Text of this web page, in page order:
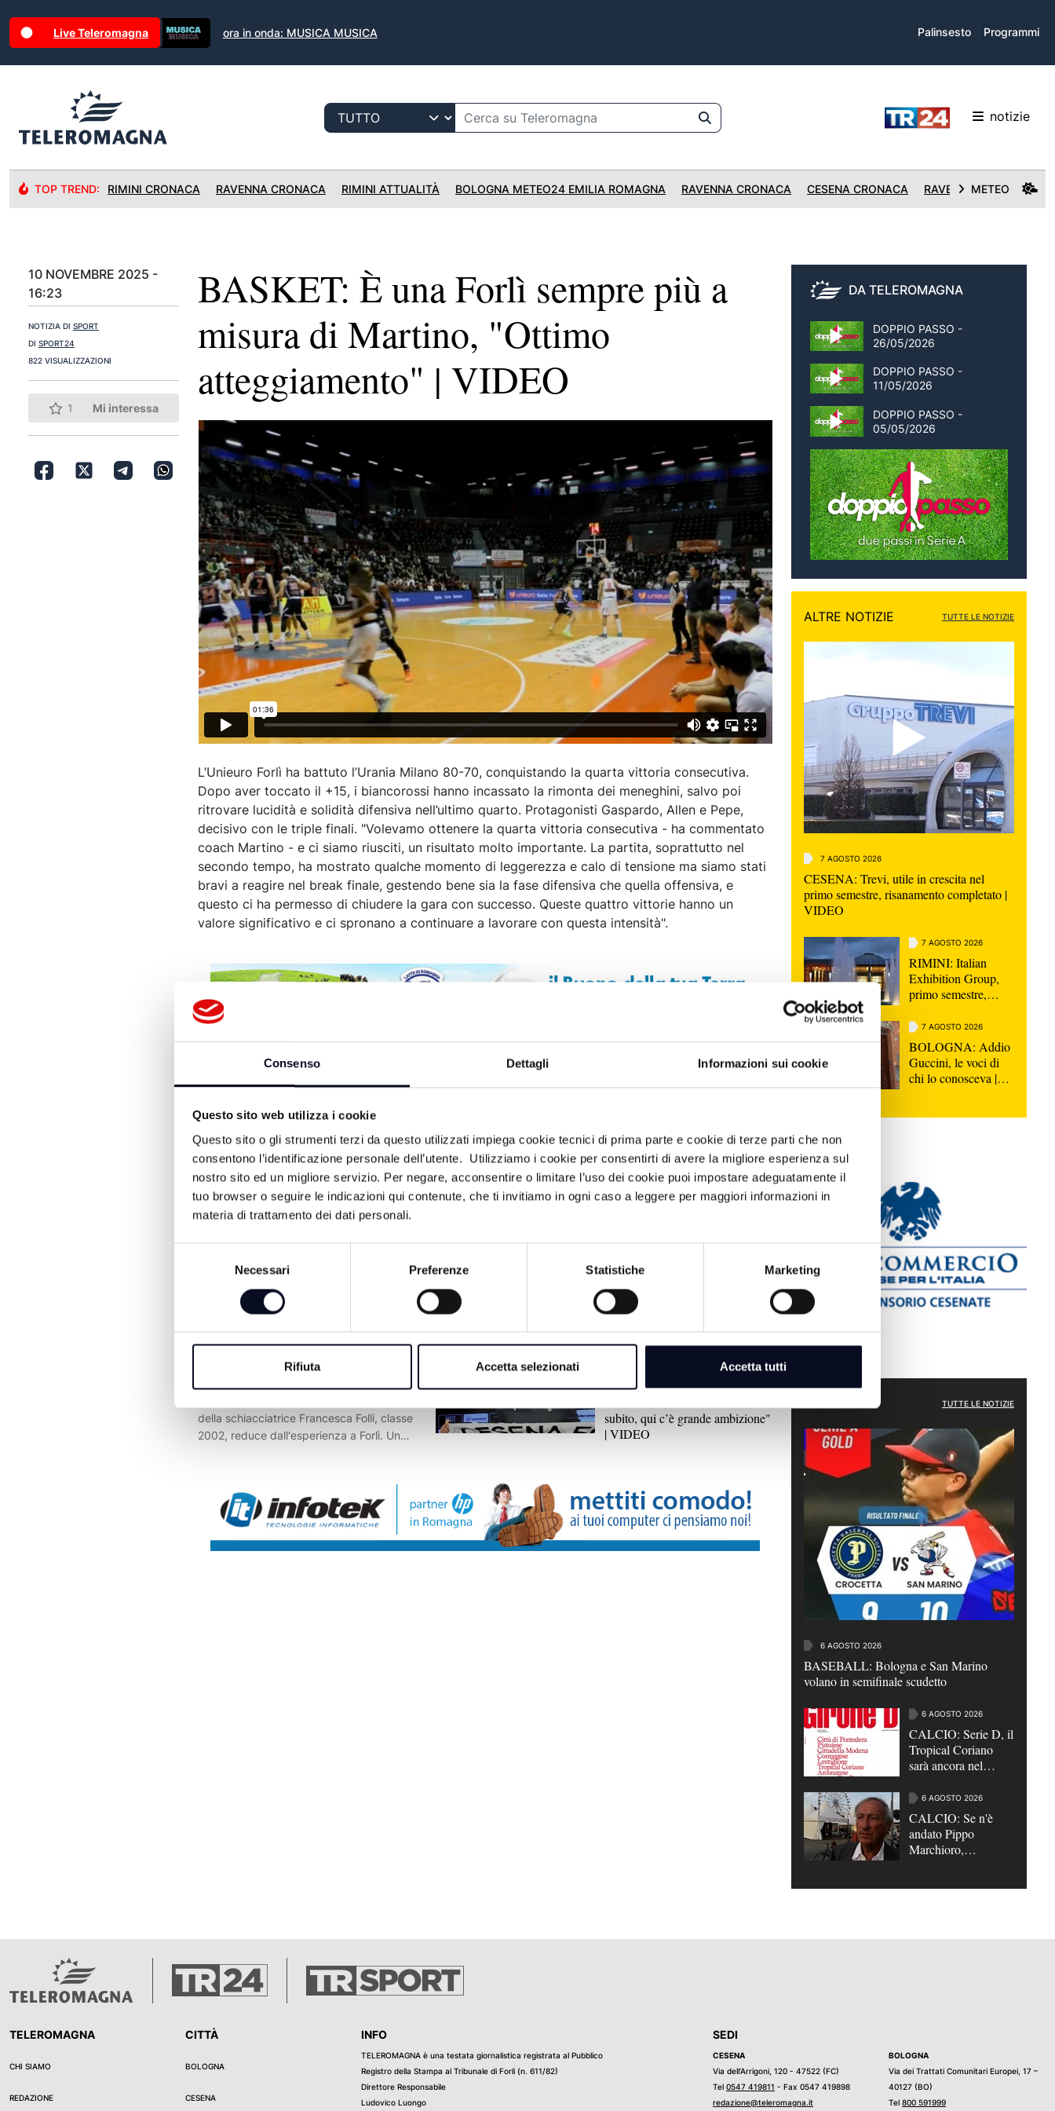
Consenso Dettagli Informazioni sui cookie
Questo sito web utilizza i cookie
Questo sito o gli strumenti terzi da questo utilizzati impiega cookie tecnici di prima parte e cookie di terze parti che non
consentono l’identificazione personale dell’utente. Utilizziamo i cookie per consentirti di avere la migliore esperienza sul
nostro sito ed un migliore servizio. Per negare, acconsentire o limitare l’uso dei cookie puoi impostare adeguatamente il
tuo browser o seguire le indicazioni qui contenute, che ti invitiamo in ogni caso a leggere per maggiori informazioni in
materia di trattamento dei dati personali.
Necessari Preferenze Statistiche Marketing
Rifiuta Accetta selezionati Accetta tutti
Live Teleromagna ora in onda: MUSICA MUSICA Palinsesto Programmi
notizie
TOP TREND: RIMINI CRONACA RAVENNA CRONACA RIMINI ATTUALITÀ BOLOGNA METEO24 EMILIA ROMAGNA RAVENNA CRONACA CESENA CRONACA RAVENNA CRONACA
METEO
10 NOVEMBRE 2025 -
16:23
NOTIZIA DI SPORT
DI SPORT24
822 VISUALIZZAZIONI
1 Mi interessa
BASKET: È una Forlì sempre più a
misura di Martino, "Ottimo
atteggiamento" | VIDEO
L’Unieuro Forlì ha battuto l’Urania Milano 80-70, conquistando la quarta vittoria consecutiva.
Dopo aver toccato il +15, i biancorossi hanno incassato la rimonta dei meneghini, salvo poi
ritrovare lucidità e solidità difensiva nell’ultimo quarto. Protagonisti Gaspardo, Allen e Pepe,
decisivo con le triple finali. "Volevamo ottenere la quarta vittoria consecutiva - ha commentato
coach Martino - e ci siamo riusciti, un risultato molto importante. La partita, soprattutto nel
secondo tempo, ha mostrato qualche momento di leggerezza e calo di tensione ma siamo stati
bravi a reagire nel break finale, gestendo bene sia la fase difensiva che quella offensiva, e
questo ci ha permesso di chiudere la gara con successo. Queste quattro vittorie hanno un
valore significativo e ci spronano a continuare a lavorare con questa intensità".
7 AGOSTO 2026
VOLLEY: Volley Club
Cesena, arriva la
schiacciatrice Francesca Folli
della schiacciatrice Francesca Folli, classe
2002, reduce dall'esperienza a Forlì. Un
7 AGOSTO 2026
TV: La differita del "Memorial
Sirotti" tra Forlì e Cesena in onda
su Teleromagna, lunedì alle ore
sipario sulla stagione 2026/2027
CALCIO: Cesena, ecco
subito, qui c’è grande ambizione"
| VIDEO
DA TELEROMAGNA
DOPPIO PASSO -
26/05/2026
DOPPIO PASSO -
11/05/2026
DOPPIO PASSO -
05/05/2026
ALTRE NOTIZIE TUTTE LE NOTIZIE
7 AGOSTO 2026
CESENA: Trevi, utile in crescita nel
primo semestre, risanamento completato |
VIDEO
7 AGOSTO 2026
RIMINI: Italian
Exhibition Group,
primo semestre,
9%7 AGOSTO 2026
BOLOGNA: Addio
Guccini, le voci di
chi lo conosceva |
SPORT TUTTE LE NOTIZIE
6 AGOSTO 2026
BASEBALL: Bologna e San Marino
volano in semifinale scudetto
6 AGOSTO 2026
CALCIO: Serie D, il
Tropical Coriano
sarà ancora nel
6 AGOSTO 2026
CALCIO: Se n'è
andato Pippo
Marchioro,
TELEROMAGNA
CHI SIAMO
REDAZIONE
CITTÀ
BOLOGNA
CESENA
INFO
TELEROMAGNA è una testata giornalistica registrata al Pubblico
Registro della Stampa al Tribunale di Forli (n. 611/82)
Direttore Responsabile
Ludovico Luongo
SEDI
CESENA
Via dell’Arrigoni, 120 - 47522 (FC)
Tel 0547 419811 - Fax 0547 419898
redazione@teleromagna.it
BOLOGNA
Via dei Trattati Comunitari Europei, 17 –
40127 (BO)
Tel 800 591999